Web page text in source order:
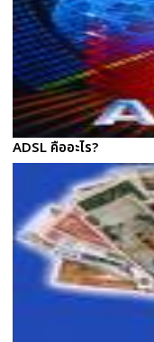
ADSL คืออะไร?